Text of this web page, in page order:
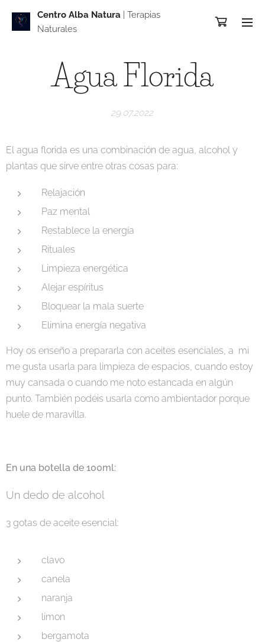
Centro Alba Natura | Terapias
Naturales
Agua Florida
29.07.2022
El agua florida es una combinación de agua, alcohol y
plantas que sirve entre otras cosas para:
Relajación
Paz mental
Restablece la energía
Rituales
Limpieza energética
Alejar espíritus
Bloquear la mala suerte
Elimina energía negativa
Hoy os enseño a prepararla con aceites esenciales, a mi
me gusta usarla para limpieza de espacios, cuando estoy
muy cansada o cuando me noto estancada en algún
punto. También podéis usarla como ambientador porque
huele de maravilla.
En una botella de 100ml:
Un dedo de alcohol
3 gotas de aceite esencial:
clavo
canela
naranja
limon
bergamota